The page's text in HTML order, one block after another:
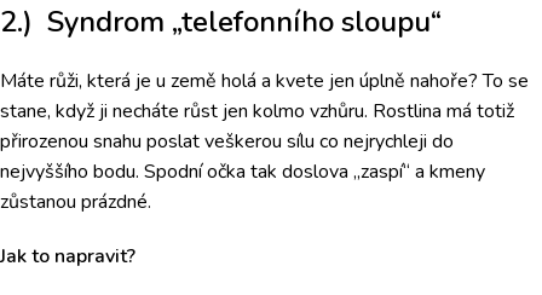
2.) Syndrom „telefonního sloupu“
Máte růži, která je u země holá a kvete jen úplně nahoře? To se
stane, když ji necháte růst jen kolmo vzhůru. Rostlina má totiž
přirozenou snahu poslat veškerou sílu co nejrychleji do
nejvyššího bodu. Spodní očka tak doslova „zaspí“ a kmeny
zůstanou prázdné.
Jak to napravit?